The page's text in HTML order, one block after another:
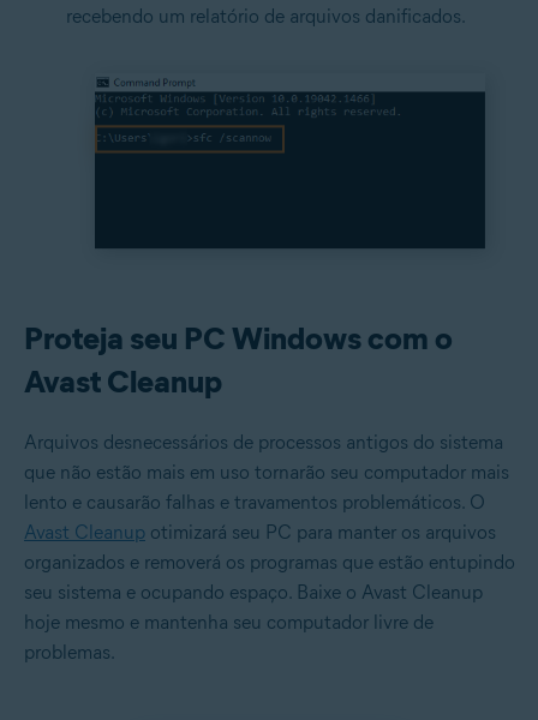
recebendo um relatório de arquivos danificados.
Proteja seu PC Windows com o
Avast Cleanup
Arquivos desnecessários de processos antigos do sistema
que não estão mais em uso tornarão seu computador mais
lento e causarão falhas e travamentos problemáticos. O
Avast Cleanup otimizará seu PC para manter os arquivos
organizados e removerá os programas que estão entupindo
seu sistema e ocupando espaço. Baixe o Avast Cleanup
hoje mesmo e mantenha seu computador livre de
problemas.